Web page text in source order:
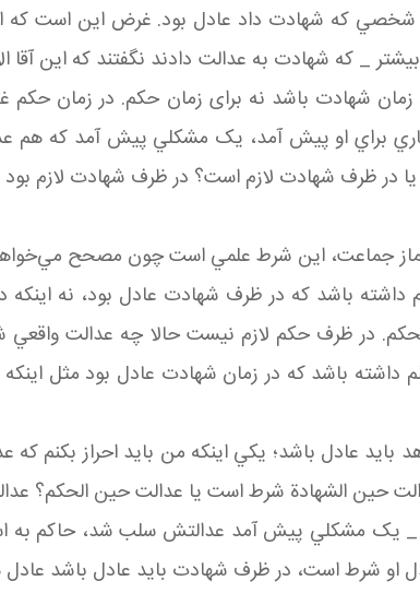
شخصي که شهادت داد عادل بود. غرض اين است که
_ که شهادت به عدالت دادند نگفتند که اين
زمان شهادت باشد نه برای زمان حکم. در زمان
براي او پيش آمد، يک مشکلي پيش آمد که هم
در ظرف شهادت لازم است؟ در ظرف شهادت لازم
جماعت، اين شرط علمي است چون مصحح
باشد که در ظرف شهادت عادل بود، نه
در ظرف حکم لازم نيست حالا چه عدالت
باشد که در زمان شهادت عادل بود مثل اينکه
عادل باشد؛ يکي اينکه من بايد احراز بکنم
حين الشهادة شرط است يا عدالت حين الحکم؟
يک مشکلي پيش آمد عدالتش سلب شد، حاکم به
او شرط است، در ظرف شهادت بايد عادل باشد